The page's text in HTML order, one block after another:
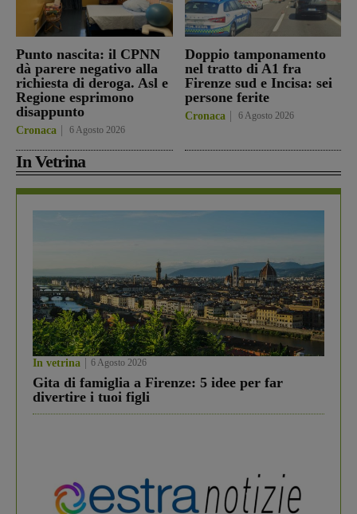
Punto nascita: il CPNN
dà parere negativo alla
richiesta di deroga. Asl e
Regione esprimono
disappunto
Cronaca 6 Agosto 2026
Doppio tamponamento
nel tratto di A1 fra
Firenze sud e Incisa: sei
persone ferite
Cronaca 6 Agosto 2026
In Vetrina
In vetrina 6 Agosto 2026
Gita di famiglia a Firenze: 5 idee per far
divertire i tuoi figli